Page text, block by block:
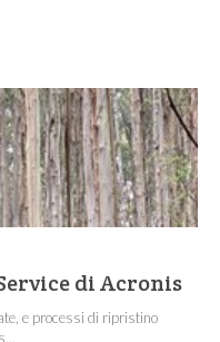
di Acronis
e processi di ripristino